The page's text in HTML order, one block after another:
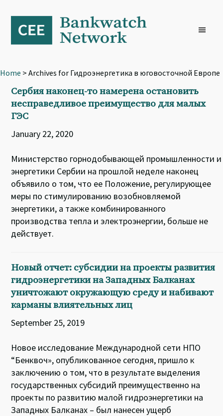
primary
navigation
content
footer
Home > Archives for Гидроэнергетика в юговосточной Европе
Сербия наконец-то намерена остановить
несправедливое преимущество для малых
ГЭС
January 22, 2020
Министерство горнодобывающей промышленности и
энергетики Сербии на прошлой неделе наконец
объявило о том, что ее Положение, регулирующее
меры по стимулированию возобновляемой
энергетики, а также комбинированного
производства тепла и электроэнергии, больше не
действует.
Новый отчет: субсидии на проекты развития
гидроэнергетики на Западных Балканах
уничтожают окружающую среду и набивают
карманы влиятельных лиц
September 25, 2019
Новое исследование Международной сети НПО
“Бенквоч», опубликованное сегодня, пришло к
заключению о том, что в результате выделения
государственных субсидий преимущественно на
проекты по развитию малой гидроэнергетики на
Западных Балканах – был нанесен ущерб